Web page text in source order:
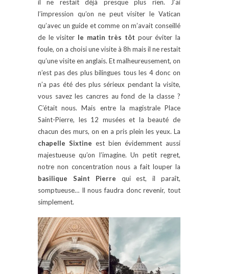
il ne restait déjà presque plus rien. J’ai
l’impression qu’on ne peut visiter le Vatican
qu’avec un guide et comme on m’avait conseillé
de le visiter le matin très tôt pour éviter la
foule, on a choisi une visite à 8h mais il ne restait
qu’une visite en anglais. Et malheureusement, on
n’est pas des plus bilingues tous les 4 donc on
n’a pas été des plus sérieux pendant la visite,
vous savez les cancres au fond de la classe ?
C’était nous. Mais entre la magistrale Place
Saint-Pierre, les 12 musées et la beauté de
chacun des murs, on en a pris plein les yeux. La
chapelle Sixtine est bien évidemment aussi
majestueuse qu’on l’imagine. Un petit regret,
notre non concentration nous a fait louper la
basilique Saint Pierre qui est, il paraît,
somptueuse… Il nous faudra donc revenir, tout
simplement.